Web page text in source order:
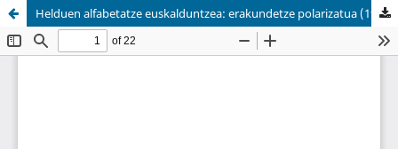
Helduen alfabetatze euskalduntzea: erakundetze polarizatua (1981-1990)